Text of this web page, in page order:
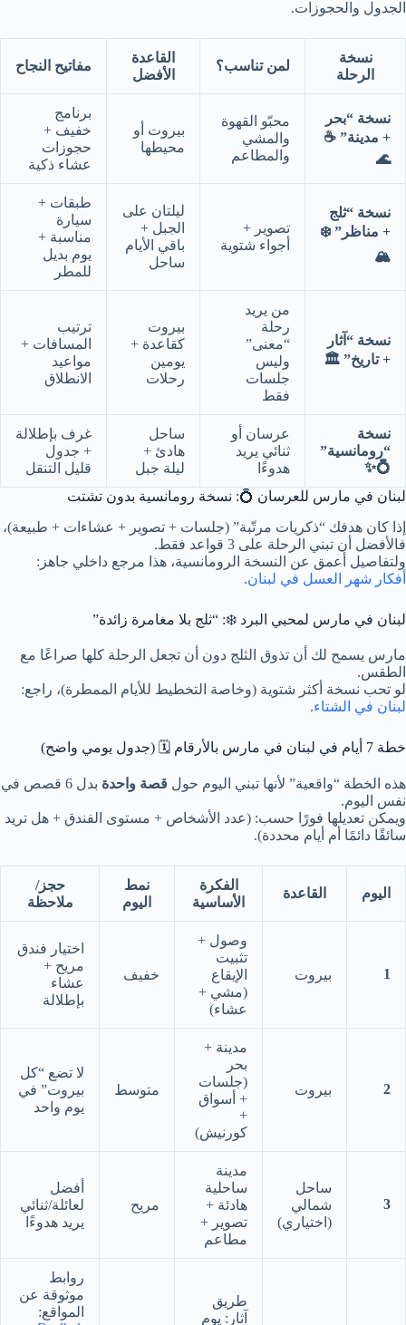
الجدول والحجوزات.
نسخة
الرحلة
لمن تناسب؟
القاعدة
الأفضل
مفاتيح النجاح
نسخة “بحر
+ مدينة” ☕
🌊
محبّو القهوة
والمشي
والمطاعم
بيروت أو
محيطها
برنامج
خفيف +
حجوزات
عشاء ذكية
نسخة “ثلج
+ مناظر” ❄️
🏔️
تصوير +
أجواء شتوية
ليلتان على
الجبل +
باقي الأيام
ساحل
طبقات +
سيارة
مناسبة +
يوم بديل
للمطر
نسخة “آثار
+ تاريخ” 🏛️
من يريد
رحلة
“معنى”
وليس
جلسات
فقط
بيروت
كقاعدة +
يومين
رحلات
ترتيب
المسافات +
مواعيد
الانطلاق
نسخة
“رومانسية”
💍✨
عرسان أو
ثنائي يريد
هدوءًا
ساحل
هادئ +
ليلة جبل
غرف بإطلالة
+ جدول
قليل التنقل
لبنان في مارس للعرسان 💍: نسخة رومانسية بدون تشتت
إذا كان هدفك “ذكريات مرتّبة” (جلسات + تصوير + عشاءات + طبيعة)،
فالأفضل أن تبني الرحلة على 3 قواعد فقط.
ولتفاصيل أعمق عن النسخة الرومانسية، هذا مرجع داخلي جاهز:
أفكار شهر العسل في لبنان.
لبنان في مارس لمحبي البرد ❄️: “ثلج بلا مغامرة زائدة”
مارس يسمح لك أن تذوق الثلج دون أن تجعل الرحلة كلها صراعًا مع
الطقس.
لو تحب نسخة أكثر شتوية (وخاصة التخطيط للأيام الممطرة)، راجع:
لبنان في الشتاء.
خطة 7 أيام في لبنان في مارس بالأرقام 🗓️ (جدول يومي واضح)
هذه الخطة “واقعية” لأنها تبني اليوم حول قصة واحدة
بدل 6 قصص في
نفس اليوم.
ويمكن تعديلها فورًا حسب: (عدد الأشخاص + مستوى الفندق + هل تريد
سائقًا دائمًا أم أيام محددة).
اليوم القاعدة
الفكرة
الأساسية
نمط
اليوم
حجز/
ملاحظة
1 بيروت
وصول +
تثبيت
الإيقاع
(مشي +
عشاء)
خفيف
اختيار فندق
مريح +
عشاء
بإطلالة
2 بيروت
مدينة +
بحر
(جلسات
+ أسواق
+
كورنيش)
متوسط
لا تضع “كل
بيروت” في
يوم واحد
3
ساحل
شمالي
(اختياري)
مدينة
ساحلية
هادئة +
تصوير +
مطاعم
مريح
أفضل
لعائلة/ثنائي
يريد هدوءًا
طريق
آثار: يوم
روابط
موثوقة عن
المواقع: